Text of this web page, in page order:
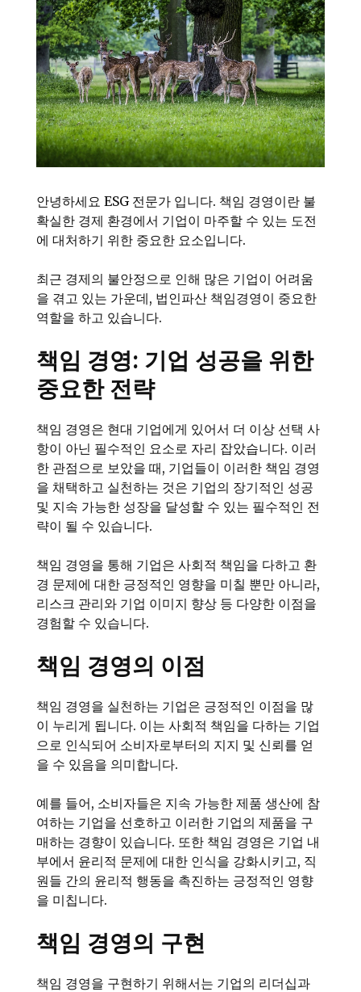
안녕하세요 ESG 전문가 입니다. 책임 경영이란 불
확실한 경제 환경에서 기업이 마주할 수 있는 도전
에 대처하기 위한 중요한 요소입니다.
최근 경제의 불안정으로 인해 많은 기업이 어려움
을 겪고 있는 가운데, 법인파산 책임경영이 중요한
역할을 하고 있습니다.
책임 경영: 기업 성공을 위한
중요한 전략
책임 경영은 현대 기업에게 있어서 더 이상 선택 사
항이 아닌 필수적인 요소로 자리 잡았습니다. 이러
한 관점으로 보았을 때, 기업들이 이러한 책임 경영
을 채택하고 실천하는 것은 기업의 장기적인 성공
및 지속 가능한 성장을 달성할 수 있는 필수적인 전
략이 될 수 있습니다.
책임 경영을 통해 기업은 사회적 책임을 다하고 환
경 문제에 대한 긍정적인 영향을 미칠 뿐만 아니라,
리스크 관리와 기업 이미지 향상 등 다양한 이점을
경험할 수 있습니다.
책임 경영의 이점
책임 경영을 실천하는 기업은 긍정적인 이점을 많
이 누리게 됩니다. 이는 사회적 책임을 다하는 기업
으로 인식되어 소비자로부터의 지지 및 신뢰를 얻
을 수 있음을 의미합니다.
예를 들어, 소비자들은 지속 가능한 제품 생산에 참
여하는 기업을 선호하고 이러한 기업의 제품을 구
매하는 경향이 있습니다. 또한 책임 경영은 기업 내
부에서 윤리적 문제에 대한 인식을 강화시키고, 직
원들 간의 윤리적 행동을 촉진하는 긍정적인 영향
을 미칩니다.
책임 경영의 구현
책임 경영을 구현하기 위해서는 기업의 리더십과